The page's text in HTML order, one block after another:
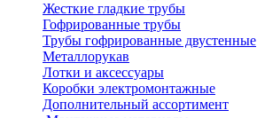
Жесткие гладкие трубы
Гофрированные трубы
Трубы гофрированные двустенные
Металлорукав
Лотки и аксессуары
Коробки электромонтажные
Дополнительный ассортимент